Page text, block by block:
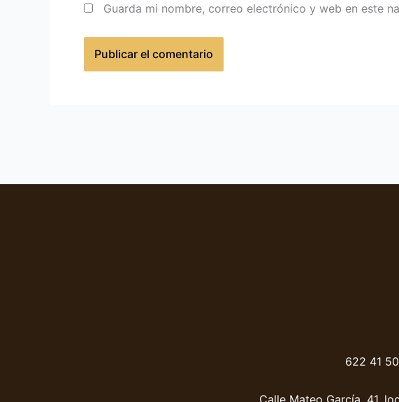
Guarda mi nombre, correo electrónico y web en este
622 41 50
Calle Mateo García, 41,